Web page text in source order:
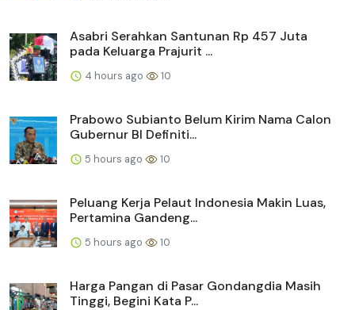
Asabri Serahkan Santunan Rp 457 Juta
pada Keluarga Prajurit ...
4 hours ago 10
Prabowo Subianto Belum Kirim Nama Calon
Gubernur BI Definiti...
5 hours ago 10
Peluang Kerja Pelaut Indonesia Makin Luas,
Pertamina Gandeng...
5 hours ago 10
Harga Pangan di Pasar Gondangdia Masih
Tinggi, Begini Kata P...